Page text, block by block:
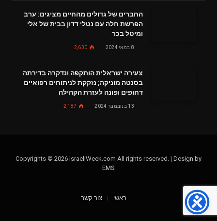
החברים של גדולים מהחיים מציגים: ערב
הפרשת חלה עם נטלי דדון בבית של אלי
ומיטל בכר
8 במאי 2024 2,630
צעירה ישראלית הותקפה ונדקרה בדירתה
בסנטה מוניקה; נזקקת לניתוחים רפואיים
דחופים ופונה לעזרת הקהילה
13 בנובמבר 2024 2,187
Copyrights © 2026 IsraeliWeek.com All rights reserved. | Design by
EMS
ראשי צור קשר